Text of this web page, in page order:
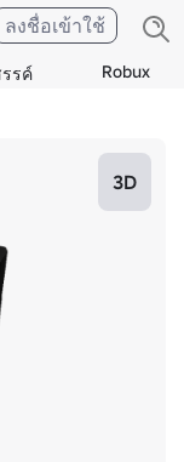
รค์ Robux
ลงชื่อเข้าใช้
3D